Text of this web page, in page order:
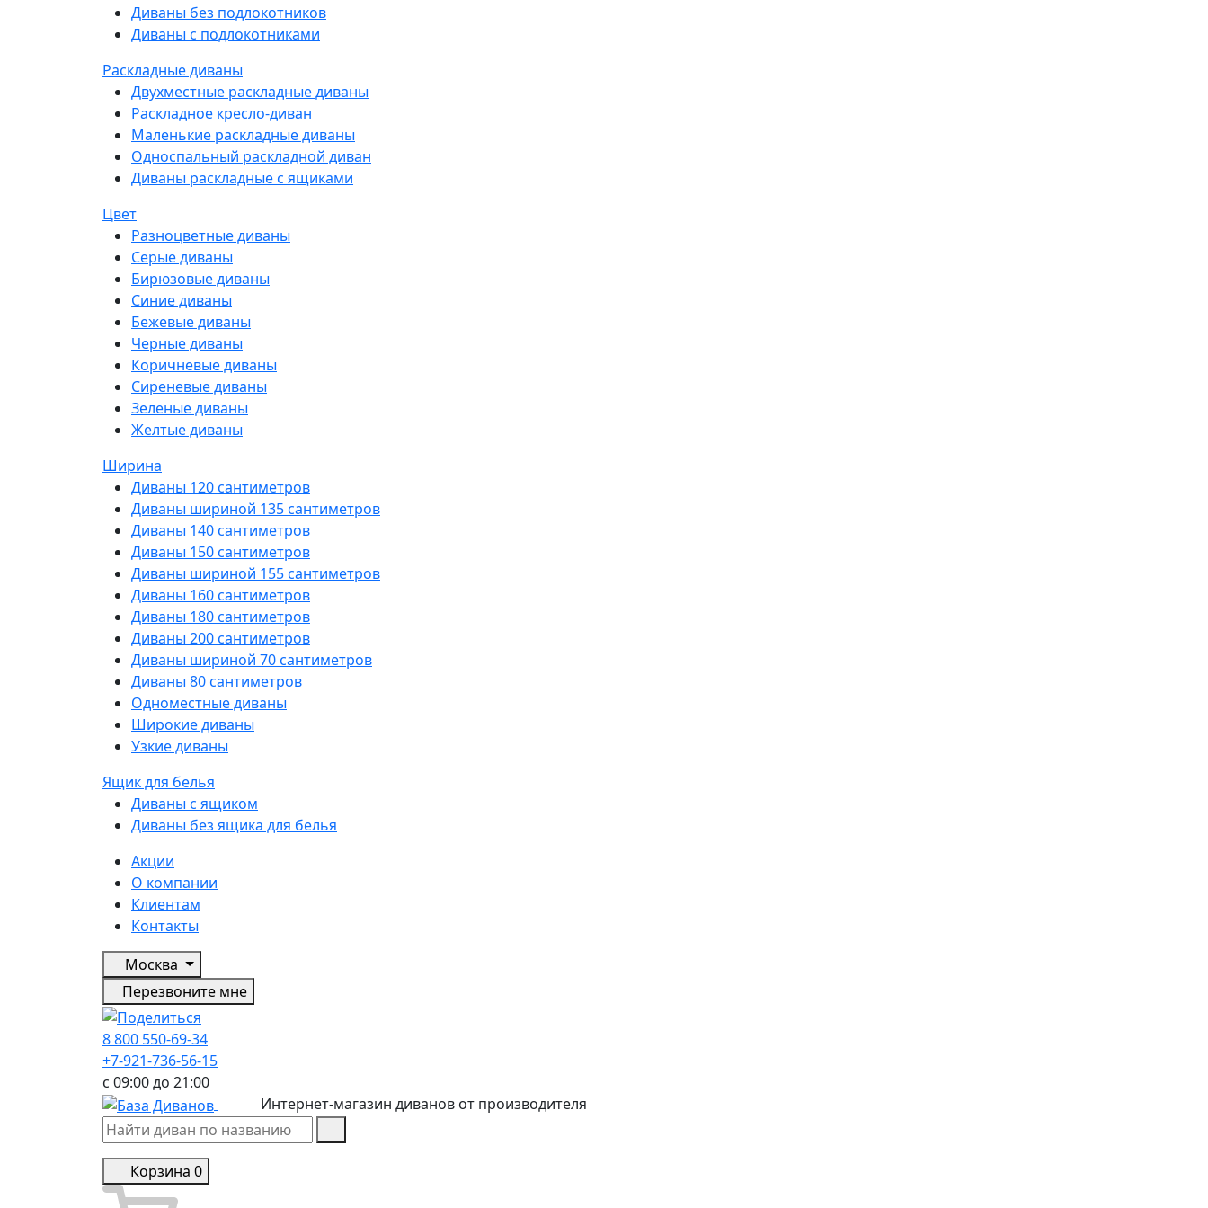
Диваны без подлокотников
Диваны с подлокотниками
Раскладные диваны
Двухместные раскладные диваны
Раскладное кресло-диван
Маленькие раскладные диваны
Односпальный раскладной диван
Диваны раскладные с ящиками
Цвет
Разноцветные диваны
Серые диваны
Бирюзовые диваны
Синие диваны
Бежевые диваны
Черные диваны
Коричневые диваны
Сиреневые диваны
Зеленые диваны
Желтые диваны
Ширина
Диваны 120 сантиметров
Диваны шириной 135 сантиметров
Диваны 140 сантиметров
Диваны 150 сантиметров
Диваны шириной 155 сантиметров
Диваны 160 сантиметров
Диваны 180 сантиметров
Диваны 200 сантиметров
Диваны шириной 70 сантиметров
Диваны 80 сантиметров
Одноместные диваны
Широкие диваны
Узкие диваны
Ящик для белья
Диваны с ящиком
Диваны без ящика для белья
Акции
О компании
Клиентам
Контакты
Москва
Перезвоните мне
8 800 550-69-34
+7-921-736-56-15
с 09:00 до 21:00
Интернет-магазин диванов от производителя
Корзина 0